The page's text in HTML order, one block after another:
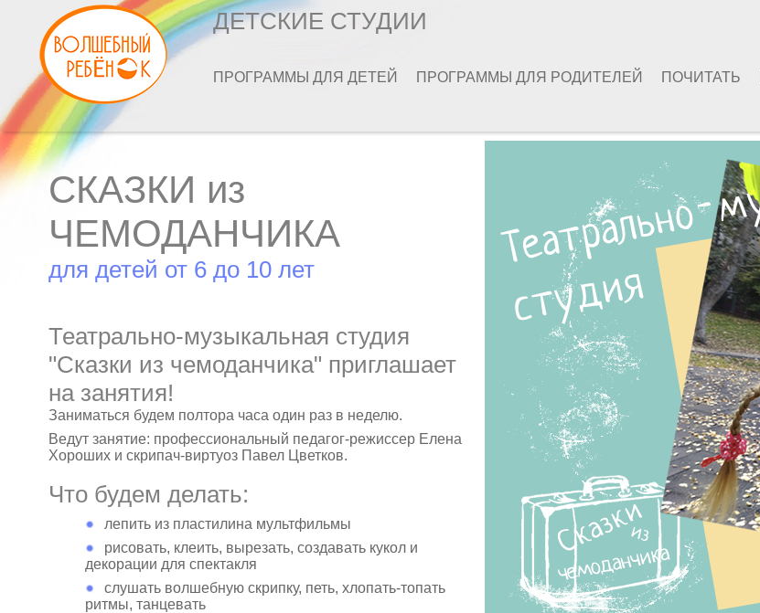
ДЕТСКИЕ СТУДИИ
ПРОГРАММЫ ДЛЯ ДЕТЕЙ ПРОГРАММЫ ДЛЯ РОДИТЕЛЕЙ ПОЧИТАТЬ
СКАЗКИ из
ЧЕМОДАНЧИКА
для детей от 6 до 10 лет
Театрально-музыкальная студия
"Сказки из чемоданчика" приглашает
на занятия!
Заниматься будем полтора часа один раз в неделю.
Ведут занятие: профессиональный педагог-режиссер Елена
Хороших и скрипач-виртуоз Павел Цветков.
Что будем делать:
лепить из пластилина мультфильмы
рисовать, клеить, вырезать, создавать кукол и
декорации для спектакля
слушать волшебную скрипку, петь, хлопать-топать
ритмы, танцевать